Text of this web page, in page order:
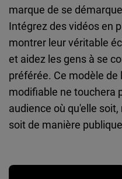
marque de se
Intégrez des vidéos en
montrer leur véritable
et aidez les gens à se
préférée. Ce modèle de
modifiable ne touchera
audience où qu'elle
soit de manière